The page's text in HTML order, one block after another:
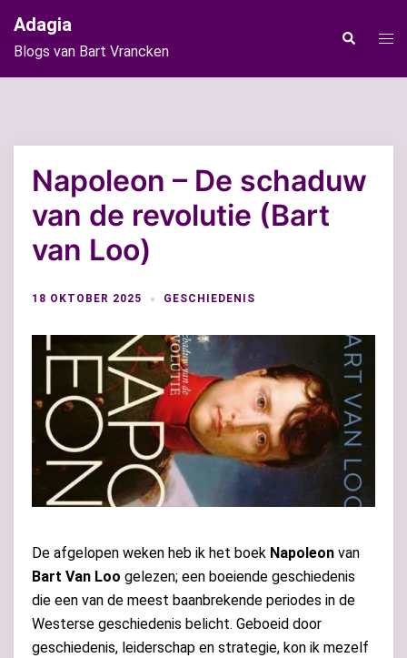
naar
de
inhoud
Adagia
Blogs van Bart Vrancken
Zoeken
Napoleon – De schaduw
van de revolutie (Bart
van Loo)
18 OKTOBER 2025 GESCHIEDENIS
De afgelopen weken heb ik het boek Napoleon van
Bart Van Loo gelezen; een boeiende geschiedenis
die een van de meest baanbrekende periodes in de
Westerse geschiedenis belicht. Geboeid door
geschiedenis, leiderschap en strategie, kon ik mezelf